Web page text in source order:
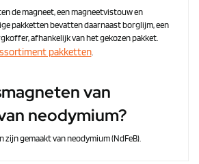
de magneet, een magneetvistouw en
pakketten bevatten daarnaast borglijm, een
afhankelijk van het gekozen pakket.
pakketten.
van
neodymium?
zijn gemaakt van neodymium (NdFeB).